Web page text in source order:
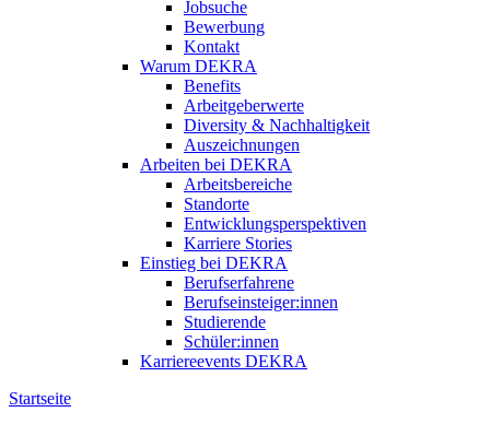
Jobsuche
Bewerbung
Kontakt
Warum DEKRA
Benefits
Arbeitgeberwerte
Diversity & Nachhaltigkeit
Auszeichnungen
Arbeiten bei DEKRA
Arbeitsbereiche
Standorte
Entwicklungsperspektiven
Karriere Stories
Einstieg bei DEKRA
Berufserfahrene
Berufseinsteiger:innen
Studierende
Schüler:innen
Karriereevents DEKRA
Startseite